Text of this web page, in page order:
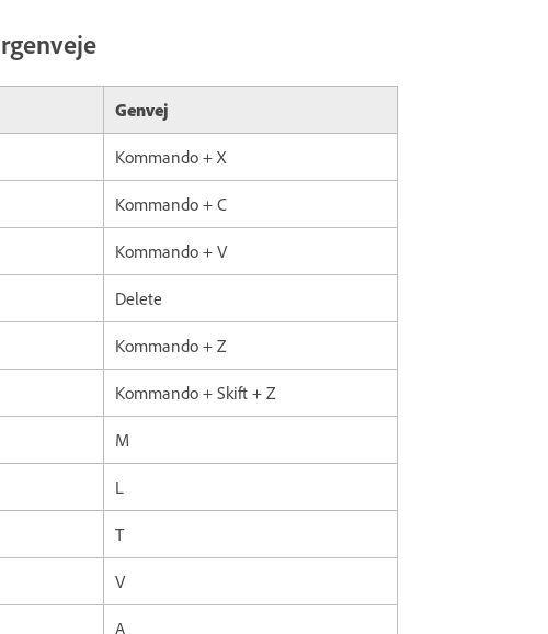
Genvej
Kommando + X
Kommando + C
Kommando + V
Delete
Kommando + Z
Kommando + Skift + Z
M
L
T
V
A